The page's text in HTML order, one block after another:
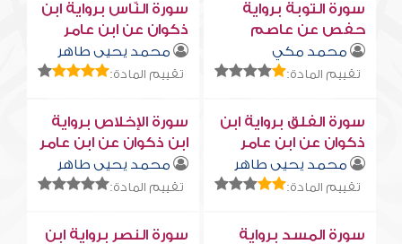
سورة التوبة برواية
حفص عن عاصم
محمد مكي
تقييم المادة:
سورة النّاس برواية ابن
ذكوان عن ابن عامر
محمد يحيى طاهر
تقييم المادة:
سورة الفلق برواية ابن
ذكوان عن ابن عامر
محمد يحيى طاهر
تقييم المادة:
سورة الإخلاص برواية
ابن ذكوان عن ابن عامر
محمد يحيى طاهر
تقييم المادة:
سورة المسد برواية
سورة النصر برواية ابن